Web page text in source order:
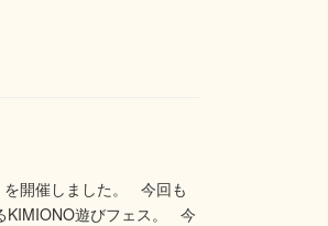
を開催しました。 今回も
KIMIONO遊びフェス。 今